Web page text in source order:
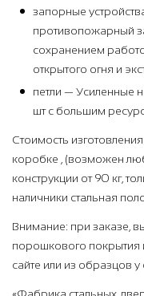
запорные
противопожарный
сохранением
открытого огня и
петли — Усиленные
шт с большим
Стоимость
коробке , (возможен
конструкции от 90 кг,
наличники стальная
Внимание: при заказе,
порошкового покрытия
сайте или из образцов